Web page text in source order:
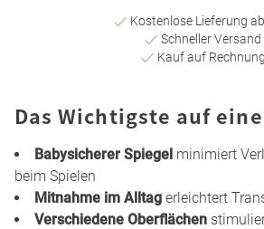
Kostenlose Lieferung
Schneller Versand
Kauf auf Rechnung
Das Wichtigste auf
Babysicherer Spiegel minimiert
beim Spielen
Mitnahme im Alltag erleichtert
Verschiedene Oberflächen